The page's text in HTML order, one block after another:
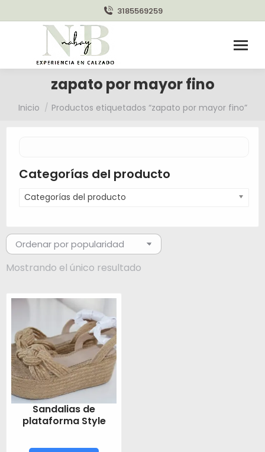
3185569259
zapato por mayor fino
Estás aquí:
Inicio Productos etiquetados “zapato por mayor fino”
Categorías del producto
Categorías del producto
Mostrando el único resultado
Sandalias de
plataforma Style